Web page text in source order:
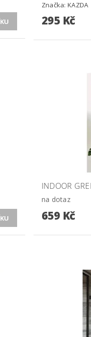
Značka:KAZDA
295 Kč
INDOOR
na dotaz
659 Kč